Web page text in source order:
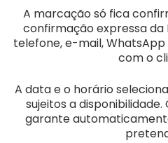
A marcação só fica
confirmação expressa da
telefone, e-mail,
com o
A data e o horário
sujeitos a
garante